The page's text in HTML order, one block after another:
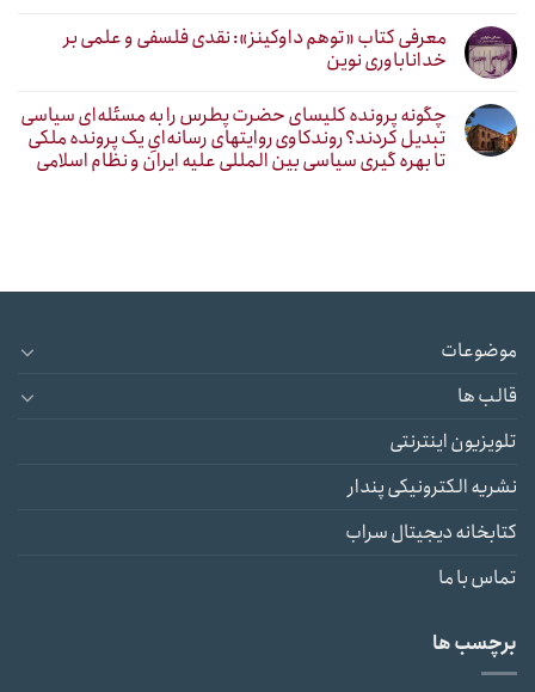
معرفی کتاب «توهم داوکینز»: نقدی فلسفی و علمی بر
خداناباوری نوین
چگونه پرونده کلیسای حضرت پطرس را به مسئله‌ای سیاسی
تبدیل کردند؟ روندکاوی روایتهای رسانه‌ایِ یک پرونده ملکی
تا بهره گیری سیاسی بین المللی علیه ایران و نظام اسلامی
موضوعات
قالب ها
تلویزیون اینترنتی
نشریه الکترونیکی پندار
کتابخانه دیجیتال سراب
تماس با ما
برچسب ها